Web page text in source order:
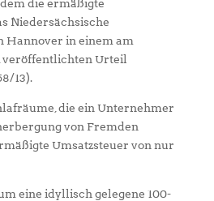
die ermäßigte
Niedersächsische
Hannover in einem am
veröffentlichten Urteil
13).
die ein Unternehmer
von Fremden
Umsatzsteuer von nur
eine idyllisch gelegene 100-